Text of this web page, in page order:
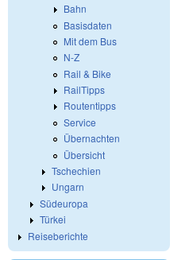
Bahn
Basisdaten
Mit dem Bus
N-Z
Rail & Bike
RailTipps
Routentipps
Service
Übernachten
Übersicht
Tschechien
Ungarn
Südeuropa
Türkei
Reiseberichte